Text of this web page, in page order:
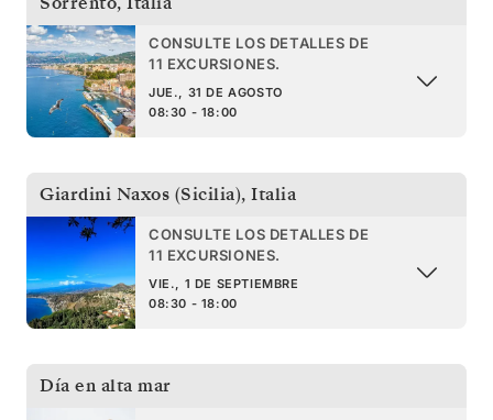
CONSULTE LOS DETALLES DE
11 EXCURSIONES.
JUE., 31 DE AGOSTO
08:30 - 18:00
Giardini Naxos (Sicilia), Italia
CONSULTE LOS DETALLES DE
11 EXCURSIONES.
VIE., 1 DE SEPTIEMBRE
08:30 - 18:00
Día en alta mar